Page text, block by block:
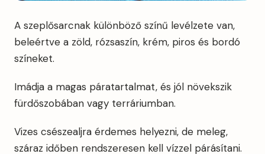
A szeplősarcnak különböző színű levélzete van,
beleértve a zöld, rózsaszín, krém, piros és bordó
színeket.
Imádja a magas páratartalmat, és jól növekszik
fürdőszobában vagy terráriumban.
Vizes csészealjra érdemes helyezni, de meleg,
száraz időben rendszeresen kell vízzel párásítani.